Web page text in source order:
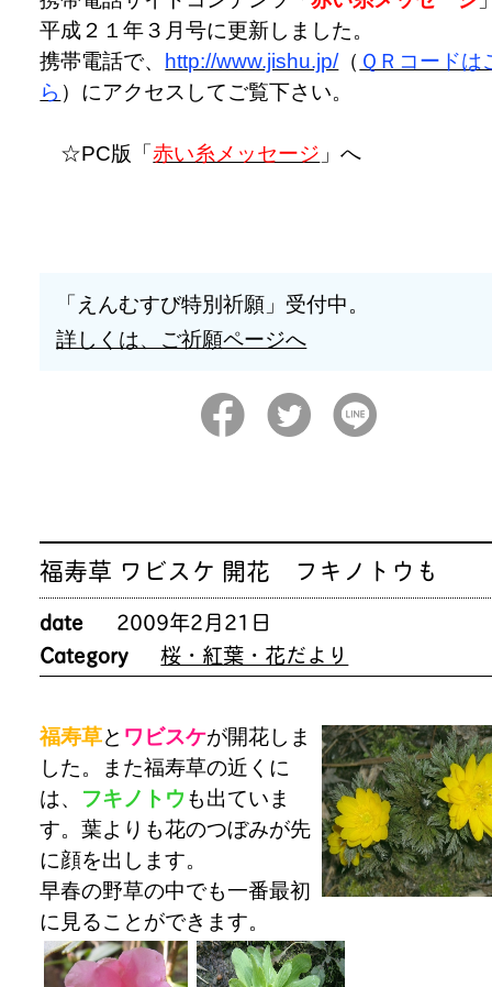
平成２１年３月号に更新しました。
携帯電話で、 http://www.jishu.jp/（ ＱＲコードは
ら ）にアクセスしてご覧下さい。
☆PC版「赤い糸メッセージ 」へ
「えんむすび特別祈願」受付中。
詳しくは、ご祈願ページへ
福寿草 ワビスケ 開花 フキノトウも
date
2009年2月21日
Category
桜・紅葉・花だより
福寿草と ワビスケが開花しま
した。また福寿草の近くに
は、 フキノトウ も出ていま
す。葉よりも花のつぼみが先
に顔を出します。
早春の野草の中でも一番最初
に見ることができます。